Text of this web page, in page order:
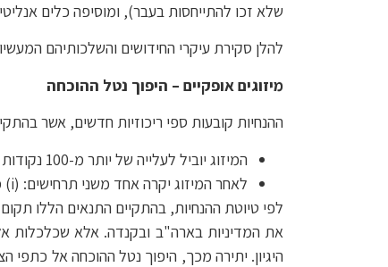
שלא זכו להתייחסות בעבר), ומוסיפה כלים
להלן סקירת עיקרי החידושים והשלכותיהם
מיזוגים אופקיים – היפוך נטל ההוכחה
ההנחיות קובעות ספי ריכוזיות חדשים, אשר
המיזוג יוביל לעלייה של יותר מ-100 נקודות במדד ה-HHI (מדד הבוחן את סכום ריבועי נתחי השוק של השחקנים); וכן
לאחר המיזוג יקרה אחד משני תרחישים: (i) מדד ה-HHI בשוק יעלה על 1,800, או (ii) נתח השוק של הגוף הממוזג יעלה על 30% מהשוק;
לפי טיוטת ההנחיות, בהתקיים התנאים הללו
היגיון. יתירה מכך, היפוך נטל ההוכחה אל